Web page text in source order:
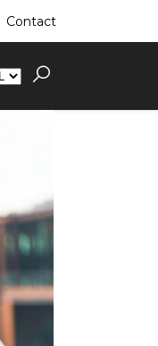
Contact